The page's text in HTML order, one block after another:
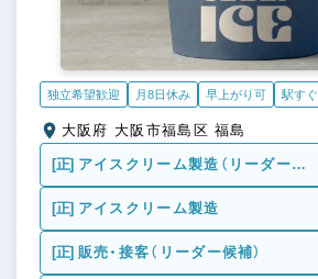
独立希望歓迎 月8日休み 早上がり可 駅すぐ
大阪府 大阪市福島区 福島
[正] アイスクリーム製造（リーダー候
補）
[正] アイスクリーム製造
[正] 販売・接客（リーダー候補）